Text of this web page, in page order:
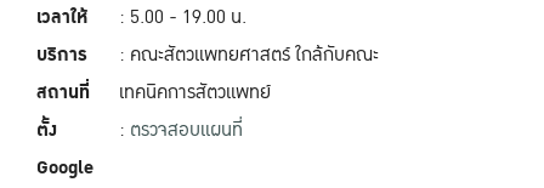
เวลาให้
บริการ
สถานที่
ตั้ง
Google
: 5.00 - 19.00‬ น.
: คณะสัตวแพทยศาสตร์ ใกล้กับคณะ
เทคนิคการสัตวแพทย์
: ตรวจสอบแผนที่